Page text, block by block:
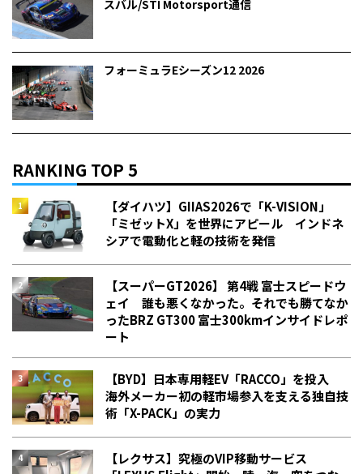
スバル/STI Motorsport通信
フォーミュラEシーズン12 2026
RANKING TOP 5
【ダイハツ】GIIAS2026で「K-VISION」
「ミゼットX」を世界にアピール インドネ
シアで電動化と軽の技術を発信
【スーパーGT2026】 第4戦 富士スピードウ
ェイ 誰も悪くなかった。それでも勝てなか
った――BRZ GT300 富士300kmインサイドレポ
ート
【BYD】日本専用軽EV「RACCO」を投入
海外メーカー初の軽市場参入を支える独自技
術「X-PACK」の実力
【レクサス】究極のVIP移動サービス